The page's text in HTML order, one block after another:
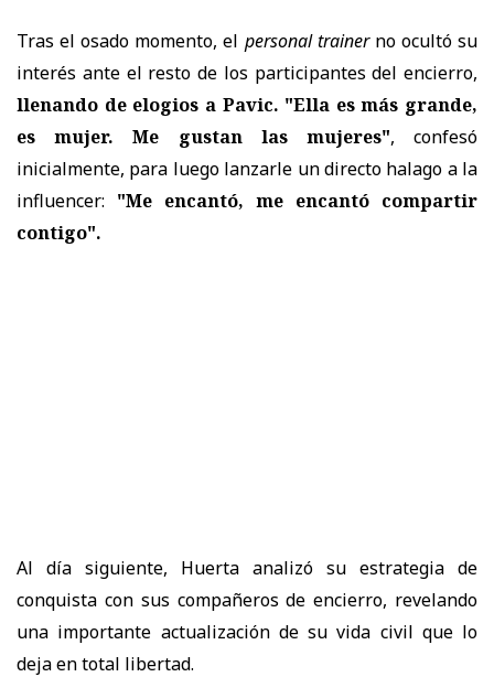
Tras el osado momento, el personal trainerno ocultó su
interés ante el resto de los participantes del encierro,
llenando de elogios a Pavic. "Ella es más grande,
es mujer. Me gustan las mujeres", confesó
inicialmente, para luego lanzarle un directo halago a la
influencer: "Me encantó, me encantó compartir
contigo".
Al día siguiente, Huerta analizó su estrategia de
conquista con sus compañeros de encierro, revelando
una importante actualización de su vida civil que lo
deja en total libertad.